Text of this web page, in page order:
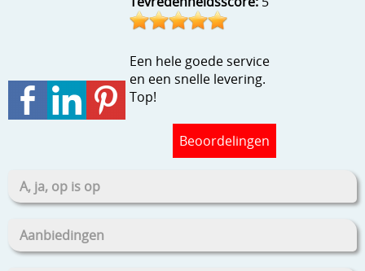
Stans machine en embossing machines
Stempels en zo
Template, mask, stencils, grids
Wat nog, een creatief kijkje
Een hele goede service
en een snelle levering.
Top!
Beoordelingen
A, ja, op is op
Aanbiedingen